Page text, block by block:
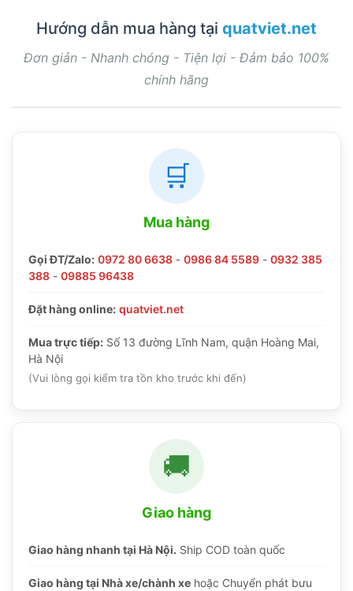
Hướng dẫn mua hàng tại quatviet.net
Đơn giản - Nhanh chóng - Tiện lợi - Đảm bảo 100%
chính hãng
🛒
Mua hàng
Gọi ĐT/Zalo: 0972 80 6638 - 0986 84 5589 - 0932 385
388 - 09885 96438
Đặt hàng online: quatviet.net
Mua trực tiếp: Số 13 đường Lĩnh Nam, quận Hoàng Mai,
Hà Nội
(Vui lòng gọi kiểm tra tồn kho trước khi đến)
🚚
Giao hàng
Giao hàng nhanh tại Hà Nội. Ship COD toàn quốc
Giao hàng tại Nhà xe/chành xe hoặc Chuyển phát bưu